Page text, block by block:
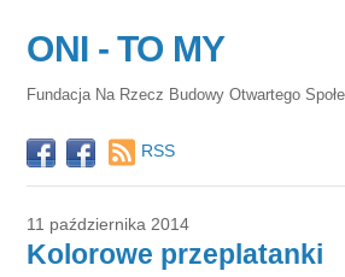
ONI - TO MY
Fundacja Na Rzecz Budowy Otwartego
RSS
11 października 2014
Kolorowe przeplatanki